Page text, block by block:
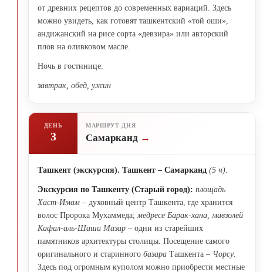
от древних рецептов до современных вариаций. Здесь
можно увидеть, как готовят ташкентский «той оши»,
андижанский на рисе сорта «девзира» или авторский
плов на оливковом масле.
Ночь в гостинице.
завтрак, обед, ужин
ДЕНЬ
3
МАРШРУТ ДНЯ
Самарканд
Ташкент (экскурсия). Ташкент – Самарканд (5 ч).
Экскурсия по Ташкенту (Старый город): площадь
Хаст-Имам – духовный центр Ташкента, где хранится
волос Пророка Мухаммеда; медресе Барак-хана, мавзолей
Кафал-аль-Шаши Мазар – одни из старейших
памятников архитектуры столицы Посещение самого
оригинального и старинного базара Ташкента – Чорсу.
Здесь под огромным куполом можно приобрести местные